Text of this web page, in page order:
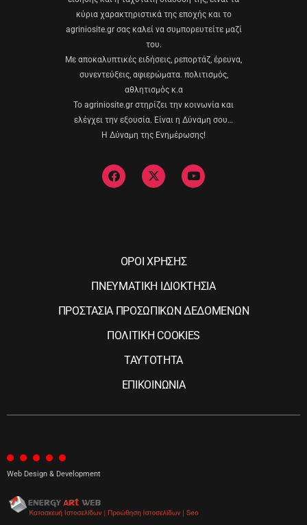
κύρια χαρακτηριστικά της εποχής και το
agriniosite.gr σας καλεί να συμπορευτείτε μαζί
του.
Με αποκαλυπτικές ειδήσεις, ρεπορτάζ, έρευνα,
συνεντεύξεις, αφιερώματα. πολιτισμός,
αθλητισμός κ.α
Το agriniosite.gr στηρίζει την κοινωνία και
ελέγχει την εξουσία. Είναι η Δύναμη σου…
Η Δύναμη της Ενημέρωσης!
ΟΡΟΙ ΧΡΗΣΗΣ
ΠΝΕΥΜΑΤΙΚΗ ΙΔΙΟΚΤΗΣΙΑ
ΠΡΟΣΤΑΣΙΑ ΠΡΟΣΩΠΙΚΩΝ ΔΕΔΟΜΕΝΩΝ
ΠΟΛΙΤΙΚΗ COOKIES
ΤΑΥΤΟΤΗΤΑ
ΕΠΙΚΟΙΝΩΝΙΑ
Web Design & Development